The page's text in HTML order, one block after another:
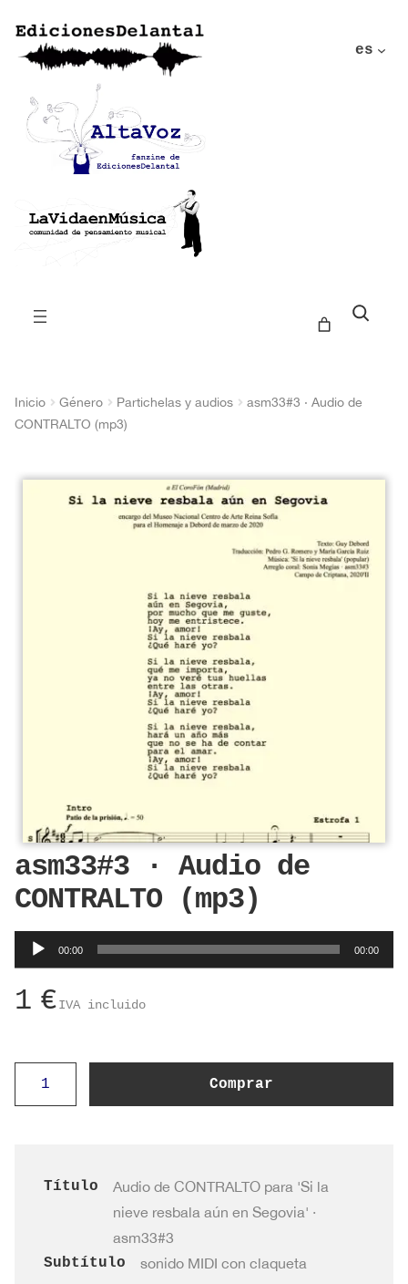
es
Buscar
Inicio Género Partichelas y audios
asm33#3 · Audio de
CONTRALTO (mp3)
asm33#3 · Audio de
CONTRALTO (mp3)
Reproductor
00:00 00:00
1 € IVA incluido
asm33#3
CONTRALTO
Comprar
Título
Audio de CONTRALTO para 'Si la
nieve resbala aún en Segovia' ·
asm33#3
Subtítulo
sonido MIDI con claqueta